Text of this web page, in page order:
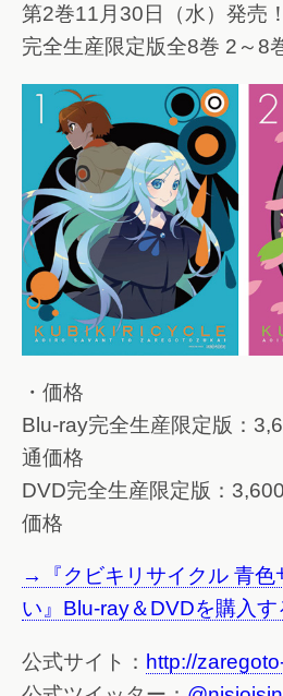
第2巻11月30日（水）発売！
完全生産限定版全8巻 2～8
・価格
Blu-ray完全生産限定版：
通価格
DVD完全生産限定版：
価格
→『クビキリサイクル 青色
い』Blu-ray＆DVDを購入す
公式サイト： http://